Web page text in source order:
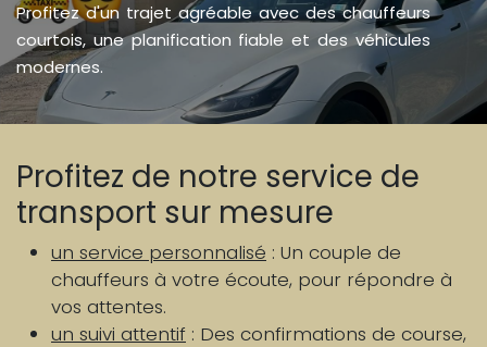
Profitez d'un trajet agréable avec des chauffeurs
courtois, une planification fiable et des véhicules
modernes.
Profitez de notre service de
transport sur mesure
un service personnalisé : Un couple de
chauffeurs à votre écoute, pour répondre à
vos attentes.
un suivi attentif : Des confirmations de course,